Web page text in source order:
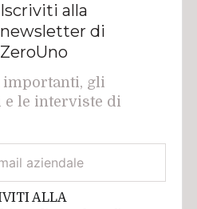
Iscriviti alla
newsletter di
ZeroUno
importanti, gli
le interviste di
ALLA